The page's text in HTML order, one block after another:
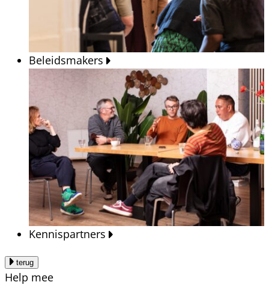
Beleidsmakers
Kennispartners
terug
Help mee